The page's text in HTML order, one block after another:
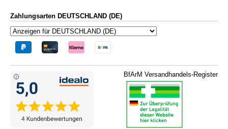
Zahlungsarten DEUTSCHLAND (DE)
BfArM Versandhandels-Register